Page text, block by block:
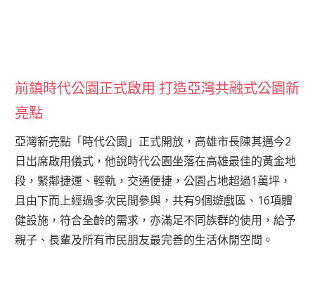
前鎮時代公園正式啟用 打造亞灣共融式公園新
亮點
亞灣新亮點「時代公園」正式開放，高雄市長陳其邁今2
日出席啟用儀式，他說時代公園坐落在高雄最佳的黃金地
段，緊鄰捷運、輕軌，交通便捷，公園占地超過1萬坪，
且由下而上經過多次民間參與，共有9個遊戲區、16項體
健設施，符合全齡的需求，亦滿足不同族群的使用，給予
親子、長輩及所有市民朋友最完善的生活休閒空間。